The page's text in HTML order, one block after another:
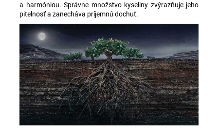
a harmóniou. Správne množstvo kyseliny zvýrazňuje jeho
pitelnosť a zanecháva príjemnú dochuť.